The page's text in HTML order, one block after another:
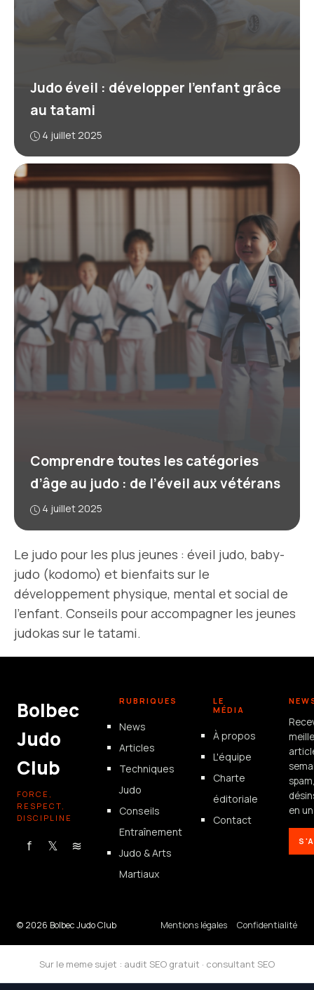
Judo éveil : développer l’enfant grâce
au tatami
4 juillet 2025
Comprendre toutes les catégories
d’âge au judo : de l’éveil aux vétérans
4 juillet 2025
Le judo pour les plus jeunes : éveil judo, baby-
judo (kodomo) et bienfaits sur le
développement physique, mental et social de
l’enfant. Conseils pour accompagner les jeunes
judokas sur le tatami.
Bolbec
Judo
Club
FORCE,
RESPECT,
DISCIPLINE
f 𝕏 ≋
RUBRIQUES
News
Articles
Techniques
Judo
Conseils
Entraînement
Judo & Arts
Martiaux
LE
MÉDIA
À propos
L'équipe
Charte
éditoriale
Contact
en
© 2026 Bolbec Judo Club Mentions légales Confidentialité
Sur le meme sujet : audit SEO gratuit · consultant SEO